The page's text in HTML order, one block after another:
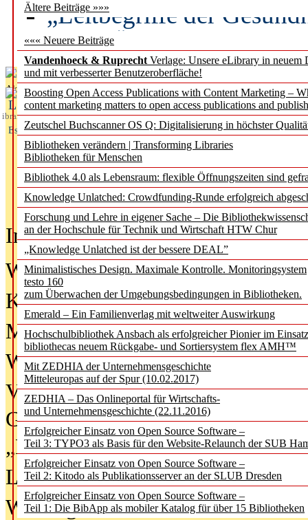
Ältere Beiträge »»»
««« Neuere Beiträge
Vandenhoeck & Ruprecht Verlage: Unsere eLibrary in neuem
und mit verbesserter Benutzeroberfläche!
Boosting Open Access Publications with Content Marketing –
content marketing matters to open access publications and
Zeutschel Buchscanner OS Q: Digitalisierung in höchster
Bibliotheken verändern | Transforming Libraries
Bibliotheken für Menschen
Bibliothek 4.0 als Lebensraum: flexible Öffnungszeiten sind
Knowledge Unlatched: Crowdfunding-Runde erfolgreich
Forschung und Lehre in eigener Sache – Die
an der Hochschule für Technik und Wirtschaft HTW Chur
„Knowledge Unlatched ist der bessere DEAL”
Minimalistisches Design. Maximale Kontrolle. Monitoringsystem
testo 160
zum Überwachen der Umgebungsbedingungen in Bibliotheken.
Emerald – Ein Familienverlag mit weltweiter Auswirkung
Hochschulbibliothek Ansbach als erfolgreicher Pionier im
bibliothecas neuem Rückgabe- und Sortiersystem flex AMH™
Mit ZEDHIA der Unternehmensgeschichte
Mitteleuropas auf der Spur (10.02.2017)
ZEDHIA – Das Onlineportal für Wirtschafts-
und Unternehmensgeschichte (22.11.2016)
Erfolgreicher Einsatz von Open Source Software –
Teil 3: TYPO3 als Basis für den Website-Relaunch der SUB
Erfolgreicher Einsatz von Open Source Software –
Teil 2: Kitodo als Publikationsserver an der SLUB Dresden
Erfolgreicher Einsatz von Open Source Software –
Teil 1: Die BibApp als mobiler Katalog für über 15 Bibliotheken
„Leitbegriffe der
des BIÖG erscheinen
Aktuelles aus
L
ibrary
Essentials
In der Ausgabe06/2026(August
Was Hochschul­bibliotheken von
Kinder in der digitalen Welt
Metadaten als Infrastruktur
Wenn Bots katalogisieren
Von Abschlusskleidern bis
Geisterjagd-Ausrüstung in der
„Library of Things“ unterwegs
Lesen als Infrastrukturaufgabe
Wie Jugendliche Social Media